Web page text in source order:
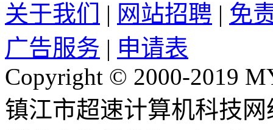
关于我们
| 网站招聘 | 免
广告服务 | 申请表
Copyright © 2000-2019
镇江市超速计算机科技